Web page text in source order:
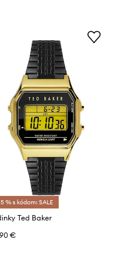
% s kódom: SALE
Ted Baker
€